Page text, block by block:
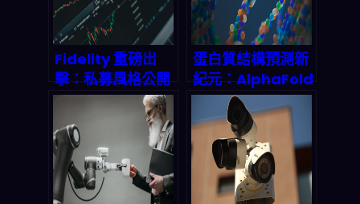
Fidelity 重磅出
擊：私募風格公開
投資模型如何顛覆
2026 年市場遊戲
規則？
蛋白質結構預測新
紀元：AlphaFold
3 如何顛覆藥物研
發規則